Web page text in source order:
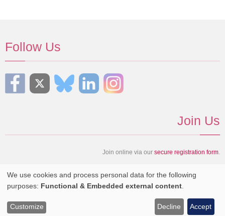
Follow Us
Join Us
Join online via our secure registration form
Copyright © ESP - European Society for Photobiology, 2024
Use
of
We use cookies and process personal data for the following
purposes: Functional & Embedded external content
Customize Decline Accept